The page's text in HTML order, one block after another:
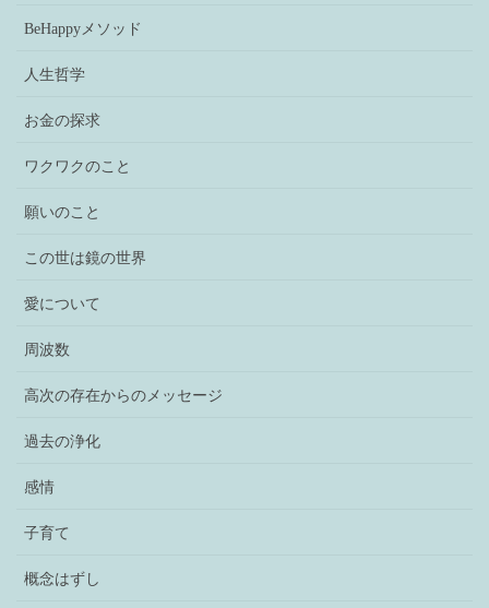
BeHappyメソッド
人生哲学
お金の探求
ワクワクのこと
願いのこと
この世は鏡の世界
愛について
周波数
高次の存在からのメッセージ
過去の浄化
感情
子育て
概念はずし